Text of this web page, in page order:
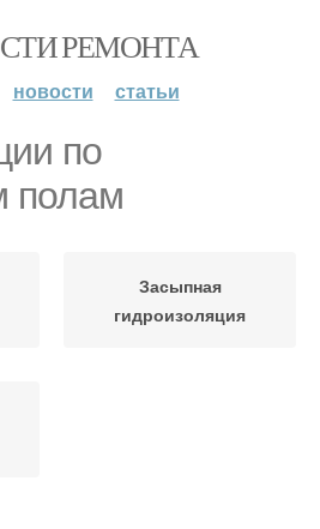
РЕМОНТА
новости статьи
по
полам
Засыпная
гидроизоляция